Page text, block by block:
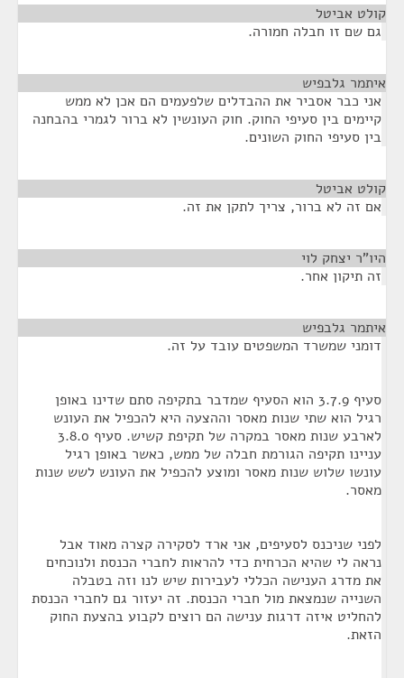
קולט אביטל
גם שם זו חבלה חמורה.
איתמר גלבפיש
אני כבר אסביר את ההבדלים שלפעמים הם אכן לא ממש
קיימים בין סעיפי החוק. חוק העונשין לא ברור לגמרי בהבחנה
בין סעיפי החוק השונים.
קולט אביטל
אם זה לא ברור, צריך לתקן את זה.
היו"ר יצחק לוי
זה תיקון אחר.
איתמר גלבפיש
דומני שמשרד המשפטים עובד על זה.
סעיף 3.7.9 הוא הסעיף שמדבר בתקיפה סתם שדינו באופן
רגיל הוא שתי שנות מאסר וההצעה היא להכפיל את העונש
לארבע שנות מאסר במקרה של תקיפת קשיש. סעיף 3.8.0
עניינו תקיפה הגורמת חבלה של ממש, כאשר באופן רגיל
עונשו שלוש שנות מאסר ומוצע להכפיל את העונש לשש שנות
מאסר.
לפני שניכנס לסעיפים, אני ארד לסקירה קצרה מאוד אבל
נראה לי שהיא הכרחית כדי להראות לחברי הכנסת ולנוכחים
את מדרג הענישה הכללי לעבירות שיש לנו וזה בטבלה
השנייה שנמצאת מול חברי הכנסת. זה יעזור גם לחברי הכנסת
להחליט איזה דרגות ענישה הם רוצים לקבוע בהצעת החוק
הזאת.